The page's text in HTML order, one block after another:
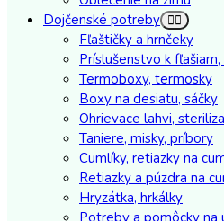
Dojčenské potreby
Fľaštičky a hrnčeky
Príslušenstvo k
Termoboxy, termosky
Boxy na desiatu, sáčky
Ohrievace lahvi,
Taniere, misky, príbory
Cumlíky, retiazky na
Retiazky a púzdra na
Hryzátka, hrkálky
Potreby a pomôcky na